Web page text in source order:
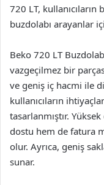
720 LT,
buzdolabı arayanlar
Beko 720 LT
vazgeçilmez bir
ve geniş iç hacmi ile
kullanıcıların
tasarlanmıştır.
dostu hem de fatura
olur. Ayrıca, geniş
sunar.